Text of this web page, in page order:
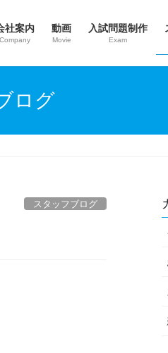
社案内
Company
動画
Movie
入試問題制作
Exam
ログ
スタッフブログ